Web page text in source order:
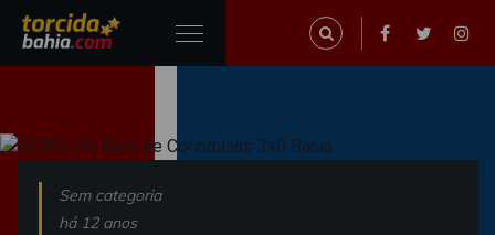
Sem categoria
há 12 anos